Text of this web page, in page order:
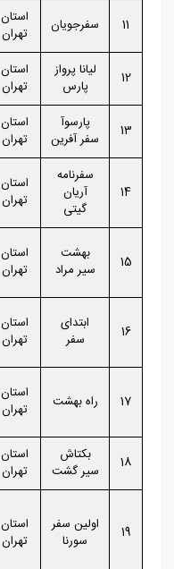
11 سفرجویان
استان
تهران
12
لیانا پرواز
پارس
استان
تهران
13
پارسوآ
سفر آفرین
استان
تهران
14
سفرنامه
آریان
گیتی
استان
تهران
15
بهشت
سیر مراد
استان
تهران
16
ابتدای
سفر
استان
تهران
17 راه بهشت
استان
تهران
18
بکتاش
سیر گشت
استان
تهران
19
اولین سفر
سورنا
استان
تهران